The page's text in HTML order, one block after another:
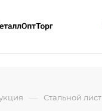
— Стальной лист